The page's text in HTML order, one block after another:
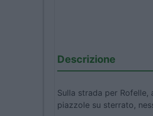
Descrizione
Sulla strada per Rofelle,
piazzole su sterrato,